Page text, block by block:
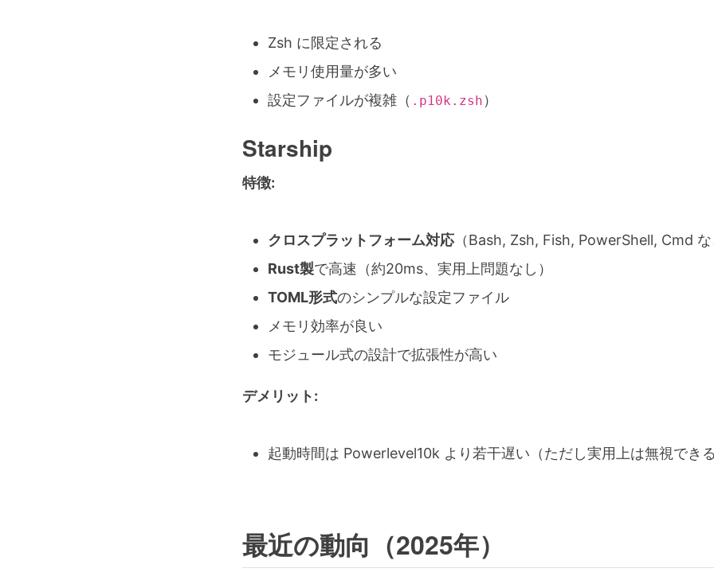
Zsh に限定される
メモリ使用量が多い
設定ファイルが複雑（ .p10k.zsh ）
Starship
特徴:
クロスプラットフォーム対応（Bash, Zsh, Fish, PowerShell, Cmd な
Rust製で高速（約20ms、実用上問題なし）
TOML形式のシンプルな設定ファイル
メモリ効率が良い
モジュール式の設計で拡張性が高い
デメリット:
起動時間は Powerlevel10k より若干遅い（ただし実用上は無視できる
最近の動向（2025年）